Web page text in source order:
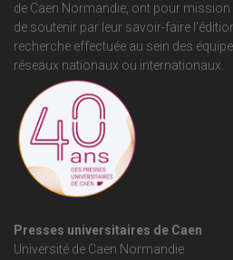
de Caen Normandie, ont pour mission
de soutenir par leur savoir-faire
recherche effectuée au sein des
réseaux nationaux ou internationaux.
Presses universitaires de Caen
Université de Caen Normandie